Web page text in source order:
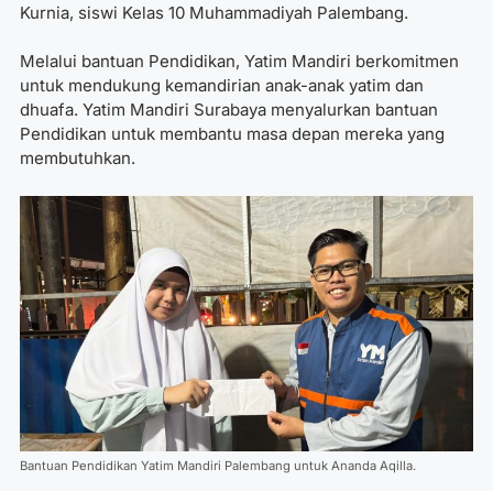
Kurnia, siswi Kelas 10 Muhammadiyah Palembang.
Melalui bantuan Pendidikan, Yatim Mandiri berkomitmen
untuk mendukung kemandirian anak-anak yatim dan
dhuafa. Yatim Mandiri Surabaya menyalurkan bantuan
Pendidikan untuk membantu masa depan mereka yang
membutuhkan.
Bantuan Pendidikan Yatim Mandiri Palembang untuk Ananda Aqilla.